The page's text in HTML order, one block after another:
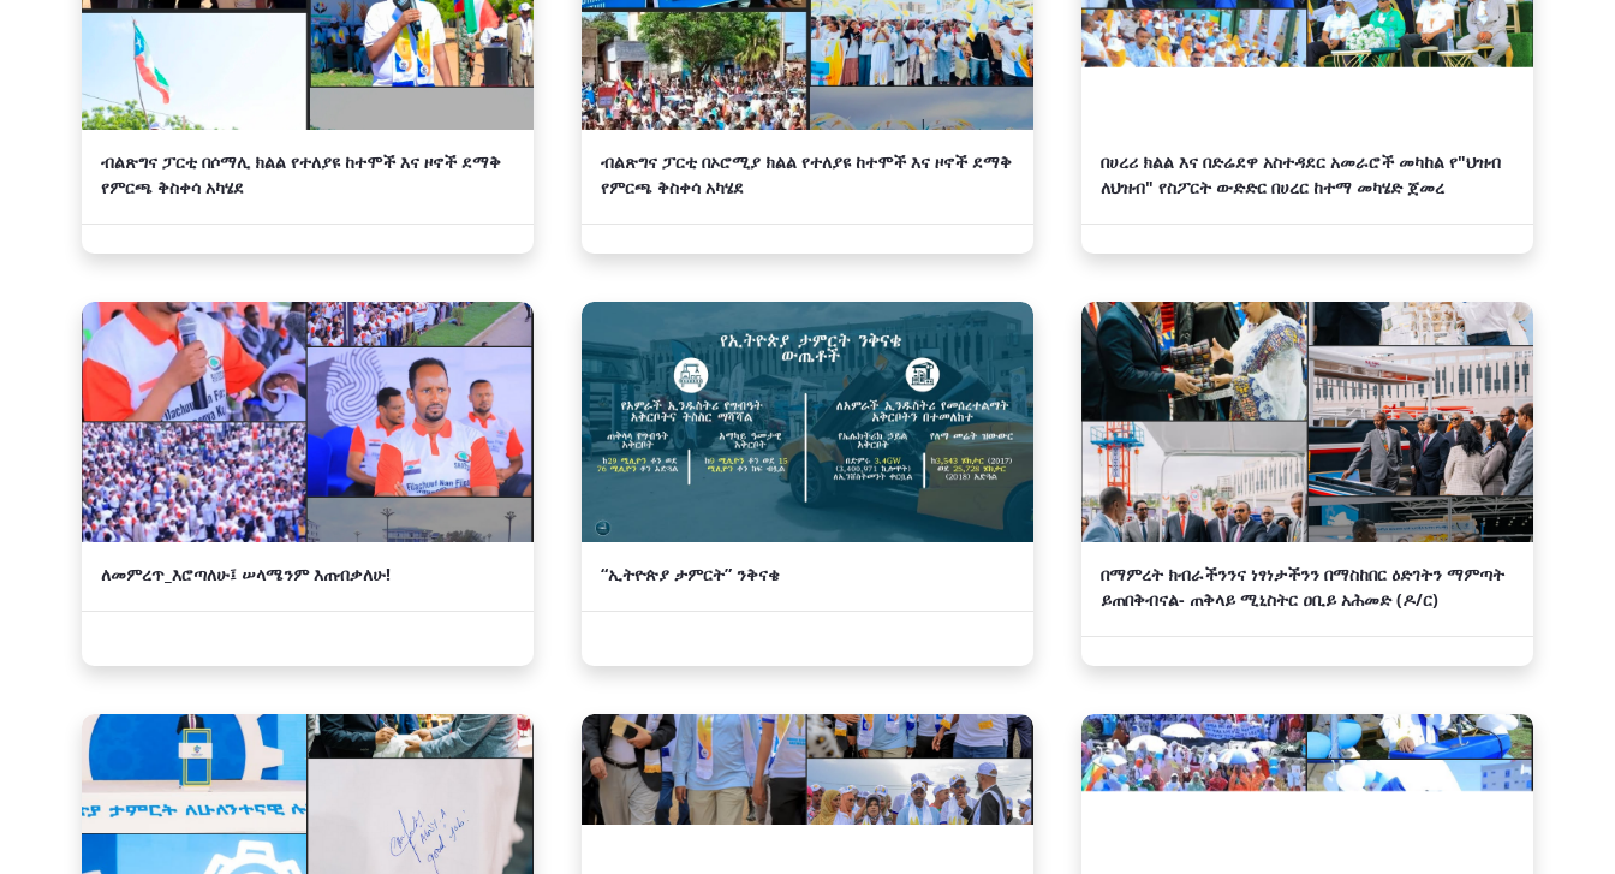
ብልጽግና ፓርቲ በሶማሊ ክልል የተለያዩ ከተሞች እና ዞኖች ደማቅ
የምርጫ ቅስቀሳ አካሄደ
ብልጽግና ፓርቲ በኦሮሚያ ክልል የተለያዩ ከተሞች እና ዞኖች ደማቅ
የምርጫ ቅስቀሳ አካሄደ
በሀረሪ ክልል እና በድሬደዋ አስተዳደር አመራሮች መካከል የ"ህዝብ
ለህዝብ" የስፖርት ውድድር በሀረር ከተማ መካሄድ ጀመረ
ለመምረጥ_እሮጣለሁ፤ ሠላሜንም እጠብቃለሁ! “ኢትዮጵያ ታምርት” ንቅናቄ
በማምረት ክብራችንንና ነፃነታችንን በማስከበር ዕድገትን ማምጣት
ይጠበቅብናል- ጠቅላይ ሚኒስትር ዐቢይ አሕመድ (ዶ/ር)